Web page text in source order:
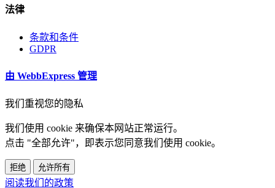
法律
条款和条件
GDPR
由 WebbExpress 管理
我们重视您的隐私
我们使用 cookie 来确保本网站正常运行。
点击 "全部允许"，即表示您同意我们使用 cookie。
拒绝 允许所有
阅读我们的政策